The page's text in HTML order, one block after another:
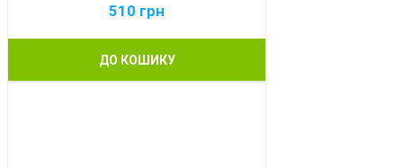
510 грн
ДО КОШИКУ